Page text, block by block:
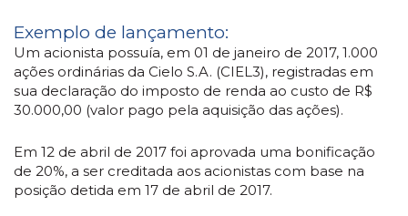
Exemplo de lançamento:
Um acionista possuía, em 01 de janeiro de 2017, 1.000
ações ordinárias da Cielo S.A. (CIEL3), registradas em
sua declaração do imposto de renda ao custo de R$
30.000,00 (valor pago pela aquisição das ações).
Em 12 de abril de 2017 foi aprovada uma bonificação
de 20%, a ser creditada aos acionistas com base na
posição detida em 17 de abril de 2017.